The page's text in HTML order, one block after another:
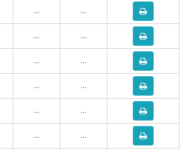
... ...
... ...
... ...
... ...
... ...
... ...